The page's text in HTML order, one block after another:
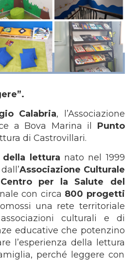
Calabria, l’Associazione
a Bova Marina il Punto
di Castrovillari.
della lettura nato nel 1999
Associazione Culturale
Centro per la Salute del
con circa 800 progetti
una rete territoriale
culturali e di
educative che potenzino
l’esperienza della lettura
perché leggere con